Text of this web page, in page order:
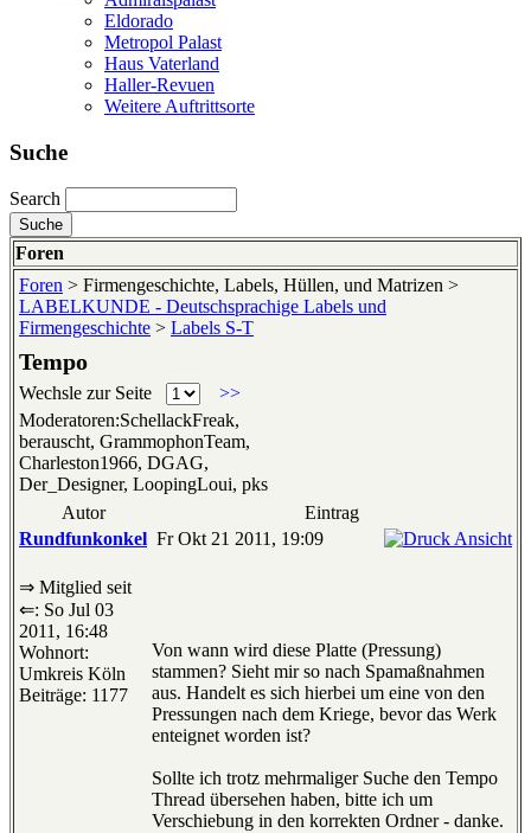
Eldorado
Metropol Palast
Haus Vaterland
Haller-Revuen
Weitere Auftrittsorte
Suche
Search
Foren
Foren > Firmengeschichte, Labels, Hüllen, und Matrizen >
LABELKUNDE - Deutschsprachige Labels und
Firmengeschichte > Labels S-T
Tempo
Wechsle zur Seite
>>
Moderatoren:SchellackFreak,
berauscht, GrammophonTeam,
Charleston1966, DGAG,
Der_Designer, LoopingLoui, pks
Autor
Eintrag
Rundfunkonkel Fr Okt 21 2011, 19:09
⇒ Mitglied seit
⇐: So Jul 03
2011, 16:48
Wohnort:
Umkreis Köln
Beiträge: 1177
Von wann wird diese Platte (Pressung)
stammen? Sieht mir so nach Spamaßnahmen
aus. Handelt es sich hierbei um eine von den
Pressungen nach dem Kriege, bevor das Werk
enteignet worden ist?
Sollte ich trotz mehrmaliger Suche den Tempo
Thread übersehen haben, bitte ich um
Verschiebung in den korrekten Ordner - danke.